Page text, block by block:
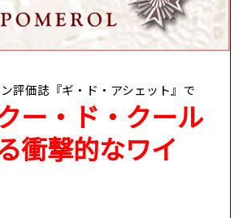
評価誌『ギ・ド・アシェット』で
ー・ド・クール
衝撃的なワイ